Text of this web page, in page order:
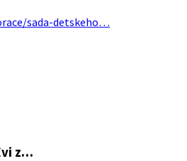
sada-detskeho…
z…